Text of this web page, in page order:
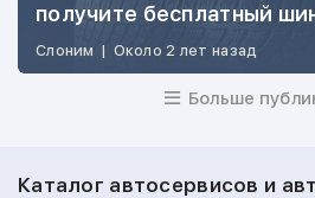
получите бесплатный
Слоним | Около 2 лет назад
Больше
Каталог автосервисов и